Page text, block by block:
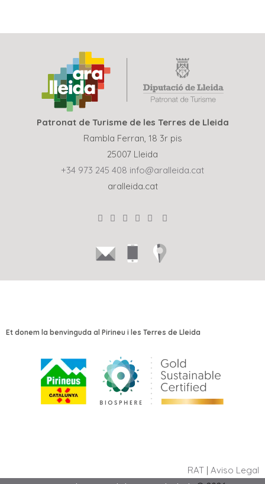
Patronat de Turisme de les Terres de Lleida
Rambla Ferran, 18 3r pis
25007 Lleida
+34 973 245 408 info@aralleida.cat
aralleida.cat
Et donem la benvinguda al Pirineu i les Terres de Lleida
RAT | Aviso Legal